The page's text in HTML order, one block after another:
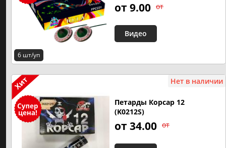
6 шт/уп
от 9.00 от
Видео
Петарды Корсар 12
(K0212S)
от 34.00 от
Нет в наличии